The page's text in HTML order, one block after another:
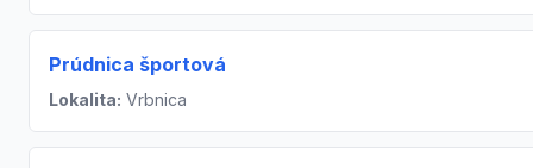
Prúdnica športová
Lokalita: Vrbnica